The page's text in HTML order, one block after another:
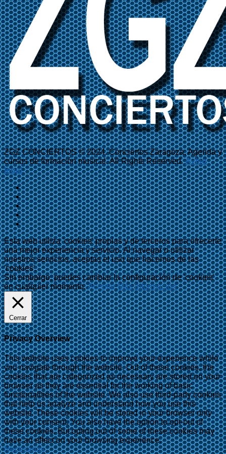
ZGZ CONCIERTOS © 2024. Conciertos Zaragoza, Agenda y
cursos de formación musical. All Rights Reserved.Aviso
legal
Esta web utiliza 'cookies' propias y de terceros para ofrecerte
una mejor experiencia y servicio. Al navegar o utilizar
nuestros servicios, aceptas el uso que hacemos de las
'cookies'.
Sin embargo, puedes cambiar la configuración de 'cookies'
en cualquier momento.Aceptar Más información
Cerrar
Privacy Overview
This website uses cookies to improve your experience while
you navigate through the website. Out of these cookies, the
cookies that are categorized as necessary are stored on your
browser as they are essential for the working of basic
functionalities of the website. We also use third-party cookies
that help us analyze and understand how you use this
website. These cookies will be stored in your browser only
with your consent. You also have the option to opt-out of
these cookies. But opting out of some of these cookies may
have an effect on your browsing experience.
Necesarias